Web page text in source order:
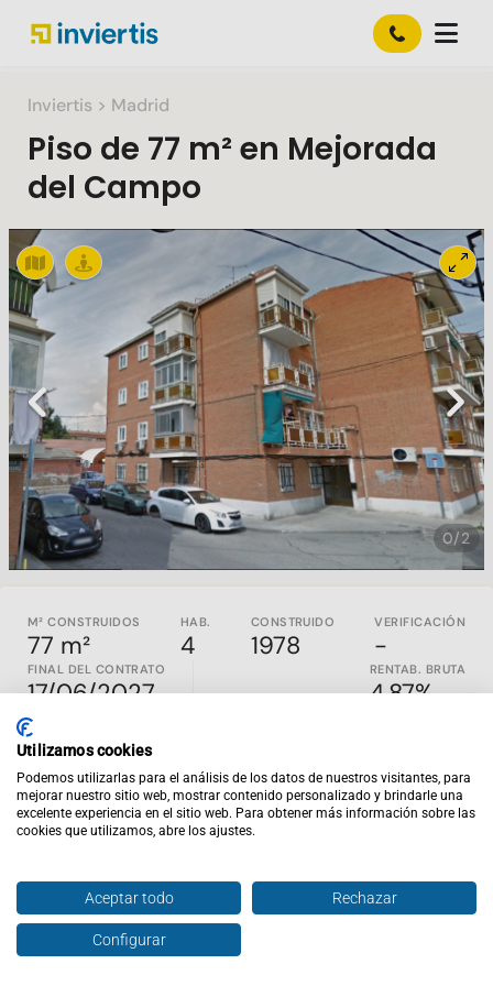
Inviertis > Madrid
Piso de 77 m² en Mejorada
del Campo
Slide 1 of 2
0/2
Previous Next
M² CONSTRUIDOS
77 m²
HAB.
4
CONSTRUIDO
1978
VERIFICACIÓN
-
FINAL DEL CONTRATO
17/06/2027
RENTAB. BRUTA
4.87%
SOLO INVERSORES - INMUEBLE ALQUILADO
Los activos residenciales con inquilino en municipios
consolidados del área metropolitana de Madrid representan
una excelente oportunidad para quienes buscan estabilidad,
Mejorada del Campo destaca por su entorno residencial, su
cercanía a la capital y una demanda de alquiler sostenida.
Esta vivienda,actualmente alquilada
y se sitúa enplanta baja. Cuenta con
Enviar oferta
Utilizamos cookies
Podemos utilizarlas para el análisis de los datos de nuestros visitantes, para
mejorar nuestro sitio web, mostrar contenido personalizado y brindarle una
excelente experiencia en el sitio web. Para obtener más información sobre las
cookies que utilizamos, abre los ajustes.
Aceptar todo Rechazar
Configurar